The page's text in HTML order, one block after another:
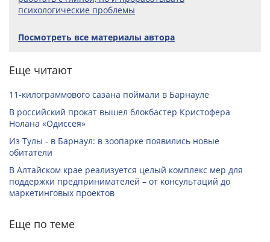
психологические проблемы
Посмотреть все материалы автора
Еще читают
11-килограммового сазана поймали в Барнауле
В российский прокат вышел блокбастер Кристофера
Нолана «Одиссея»
Из Тулы - в Барнаул: в зоопарке появились новые
обитатели
В Алтайском крае реализуется целый комплекс мер для
поддержки предпринимателей – от консультаций до
маркетинговых проектов
Еще по теме